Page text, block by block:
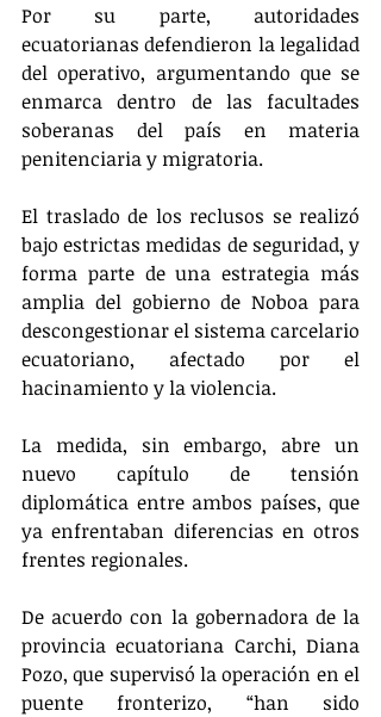
Por su parte, autoridades
ecuatorianas defendieron la legalidad
del operativo, argumentando que se
enmarca dentro de las facultades
soberanas del país en materia
penitenciaria y migratoria.
El traslado de los reclusos se realizó
bajo estrictas medidas de seguridad, y
forma parte de una estrategia más
amplia del gobierno de Noboa para
descongestionar el sistema carcelario
ecuatoriano, afectado por el
hacinamiento y la violencia.
La medida, sin embargo, abre un
nuevo capítulo de tensión
diplomática entre ambos países, que
ya enfrentaban diferencias en otros
frentes regionales.
De acuerdo con la gobernadora de la
provincia ecuatoriana Carchi, Diana
Pozo, que supervisó la operación en el
puente fronterizo, “han sido